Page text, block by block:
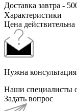
Доставка завтра -
Характеристики
Цена действительна
Нужна
Наши специалисты
Задать вопрос